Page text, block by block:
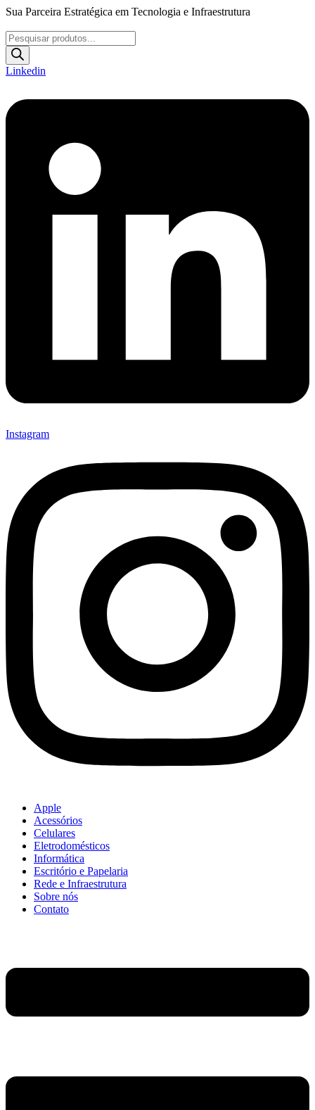
Ir
o
conteúdo
Sua Parceira Estratégica em Tecnologia e Infraestrutura
Pesquisar
produtos
Linkedin
Instagram
Apple
Acessórios
Celulares
Eletrodomésticos
Informática
Escritório e Papelaria
Rede e Infraestrutura
Sobre nós
Contato